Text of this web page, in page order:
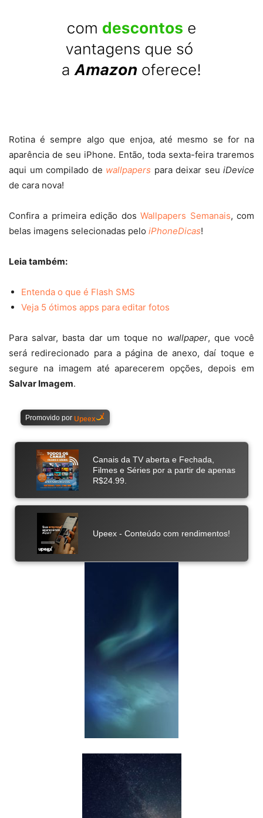
Rotina é sempre algo que enjoa, até mesmo se for na
aparência de seu iPhone. Então, toda sexta-feira traremos
aqui um compilado de wallpapers para deixar seu iDevice
de cara nova!
Confira a primeira edição dosWallpapers Semanais, com
belas imagens selecionadas pelo iPhoneDicas!
Leia também:
Entenda o que é Flash SMS
Veja 5 ótimos apps para editar fotos
Para salvar, basta dar um toque no wallpaper, que você
será redirecionado para a página de anexo, daí toque e
segure na imagem até aparecerem opções, depois em
Salvar Imagem.